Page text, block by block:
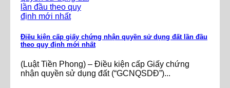
Điều kiện cấp giấy chứng nhận quyền sử dụng đất lần đầu
theo quy định mới nhất
(Luật Tiền Phong) – Điều kiện cấp Giấy chứng
nhận quyền sử dụng đất (“GCNQSDĐ”)...